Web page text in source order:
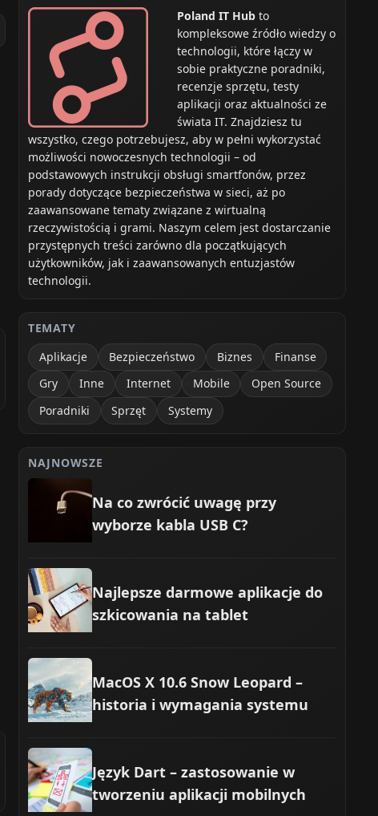
Poland IT Hub to
kompleksowe źródło wiedzy o
technologii, które łączy w
sobie praktyczne poradniki,
recenzje sprzętu, testy
aplikacji oraz aktualności ze
świata IT. Znajdziesz tu
wszystko, czego potrzebujesz, aby w pełni wykorzystać
możliwości nowoczesnych technologii – od
podstawowych instrukcji obsługi smartfonów, przez
porady dotyczące bezpieczeństwa w sieci, aż po
zaawansowane tematy związane z wirtualną
rzeczywistością i grami. Naszym celem jest dostarczanie
przystępnych treści zarówno dla początkujących
użytkowników, jak i zaawansowanych entuzjastów
technologii.
TEMATY
Aplikacje
Bezpieczeństwo Biznes
Finanse
Gry
Inne Internet Mobile
Open Source
Poradniki
Sprzęt Systemy
NAJNOWSZE
Na co zwrócić uwagę przy
wyborze kabla USB C?
Najlepsze darmowe aplikacje do
szkicowania na tablet
MacOS X 10.6 Snow Leopard –
historia i wymagania systemu
Język Dart – zastosowanie w
tworzeniu aplikacji mobilnych